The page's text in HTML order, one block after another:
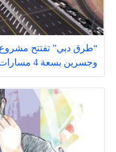
“طرق دبي” تفتتح مشروع
وجسرين بسعة 4 مسارات بكل اتجاه